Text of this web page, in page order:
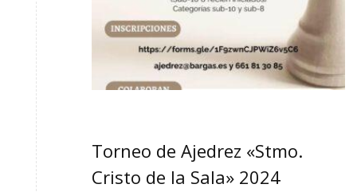
Torneo de Ajedrez «Stmo.
Cristo de la Sala» 2024